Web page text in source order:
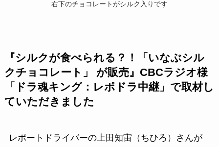
『シルクが食べられる？！「いなぶシル
クチョコレート」 が販売』CBCラジオ様
「ドラ魂キング：レポドラ中継」で取材し